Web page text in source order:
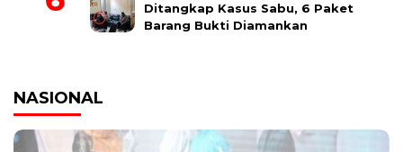
Ditangkap Kasus Sabu, 6 Paket
Barang Bukti Diamankan
NASIONAL